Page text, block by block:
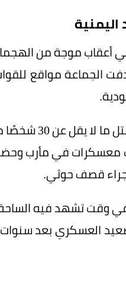
اليمنية
أعقاب موجة من
الجماعة مواقع
قصف حوثي.
وقت تشهد فيه
العسكري بعد